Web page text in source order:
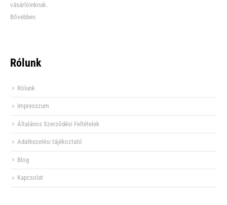
vásárlóinknak.
Bővebben
Rólunk
Rólunk
Impresszum
Általános Szerződési Feltételek
Adatkezelési tájékoztató
Blog
Kapcsolat